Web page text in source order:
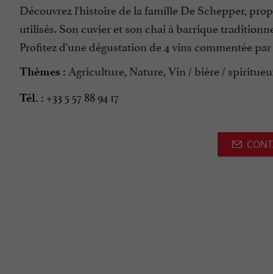
Découvrez l'histoire de la famille De Schepper,
utilisés. Son cuvier et son chai à barrique
Profitez d'une dégustation de 4 vins commentée
Thèmes : Agriculture, Nature, Vin / bière /
Tél. : +33 5 57 88 94 17